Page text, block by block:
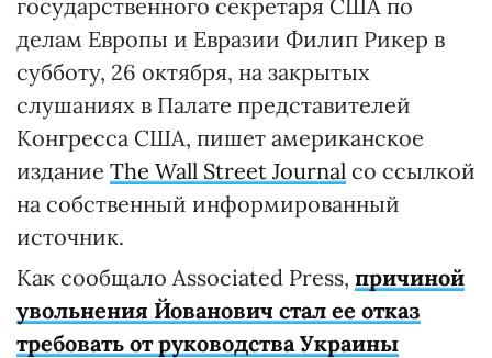
государственного секретаря США по
делам Европы и Евразии Филип Рикер в
субботу, 26 октября, на закрытых
слушаниях в Палате представителей
Конгресса США, пишет американское
издание The Wall Street Journal со ссылкой
на собственный информированный
источник.
Как сообщало Associated Press, причиной
увольнения Йованович стал ее отказ
требовать от руководства Украины